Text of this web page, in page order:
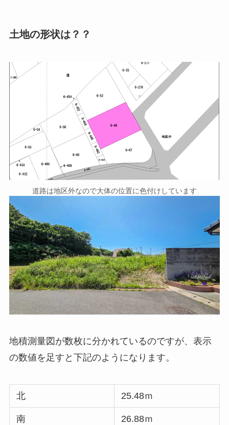
土地の形状は？？
道路は地区外なので大体の位置に色付けしています
地積測量図が数枚に分かれているのですが、表示
の数値を足すと下記のようになります。
北 25.48ｍ
南 26.88ｍ